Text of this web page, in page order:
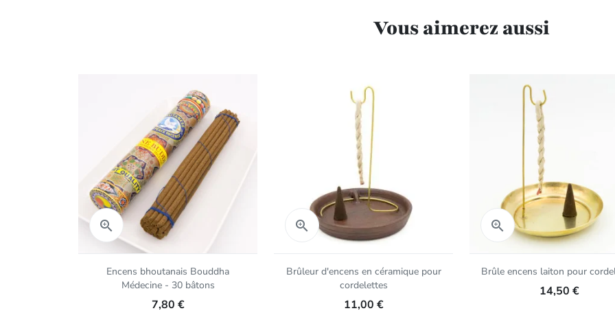
Vous aimerez aussi
 Aperçu rapide
Encens bhoutanais Bouddha
Médecine - 30 bâtons
7,80 €
 Aperçu rapide
Brûleur d'encens en céramique pour
cordelettes
11,00 €
 Aperçu rapide
Brûle encens laiton pour
14,50 €